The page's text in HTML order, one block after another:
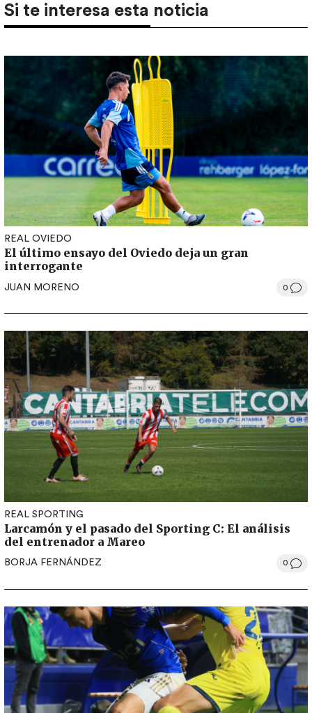
Si te interesa esta noticia
REAL OVIEDO
El último ensayo del Oviedo deja un gran
interrogante
JUAN MORENO 0
REAL SPORTING
Larcamón y el pasado del Sporting C: El análisis
del entrenador a Mareo
BORJA FERNÁNDEZ 0